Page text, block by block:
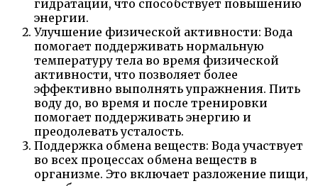
гидратации, что способствует повышению
энергии.
Улучшение физической активности: Вода
помогает поддерживать нормальную
температуру тела во время физической
активности, что позволяет более
эффективно выполнять упражнения. Пить
воду до, во время и после тренировки
помогает поддерживать энергию и
преодолевать усталость.
Поддержка обмена веществ: Вода участвует
во всех процессах обмена веществ в
организме. Это включает разложение пищи,